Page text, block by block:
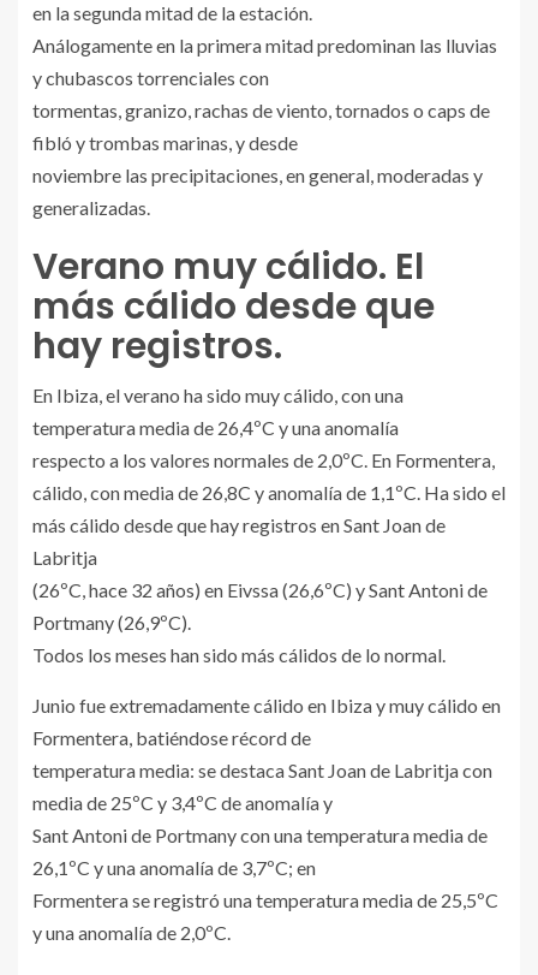
en la segunda mitad de la estación.
Análogamente en la primera mitad predominan las lluvias
y chubascos torrenciales con
tormentas, granizo, rachas de viento, tornados o caps de
fibló y trombas marinas, y desde
noviembre las precipitaciones, en general, moderadas y
generalizadas.
Verano muy cálido. El
más cálido desde que
hay registros.
En Ibiza, el verano ha sido muy cálido, con una
temperatura media de 26,4ºC y una anomalía
respecto a los valores normales de 2,0ºC. En Formentera,
cálido, con media de 26,8C y anomalía de 1,1ºC. Ha sido el
más cálido desde que hay registros en Sant Joan de
Labritja
(26ºC, hace 32 años) en Eivssa (26,6ºC) y Sant Antoni de
Portmany (26,9ºC).
Todos los meses han sido más cálidos de lo normal.
Junio fue extremadamente cálido en Ibiza y muy cálido en
Formentera, batiéndose récord de
temperatura media: se destaca Sant Joan de Labritja con
media de 25ºC y 3,4ºC de anomalía y
Sant Antoni de Portmany con una temperatura media de
26,1ºC y una anomalía de 3,7ºC; en
Formentera se registró una temperatura media de 25,5ºC
y una anomalía de 2,0ºC.